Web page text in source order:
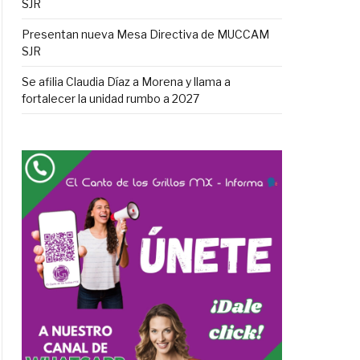
SJR
Presentan nueva Mesa Directiva de MUCCAM
SJR
Se afilia Claudia Díaz a Morena y llama a
fortalecer la unidad rumbo a 2027